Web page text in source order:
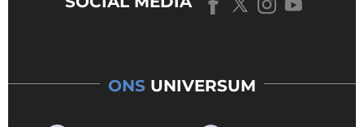
ONS UNIVERSUM